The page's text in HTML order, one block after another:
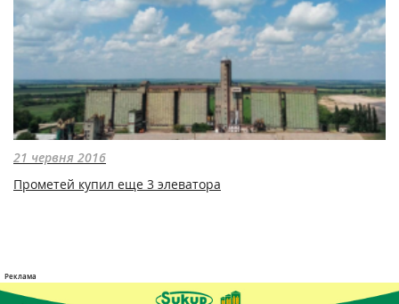
21 червня 2016
Прометей купил еще 3 элеватора